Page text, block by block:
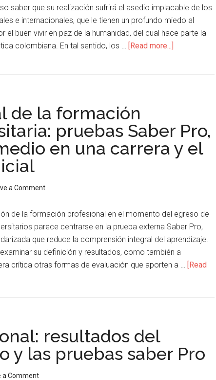
saber que su realización sufrirá el asedio implacable de los
e internacionales, que le tienen un profundo miedo al
el buen vivir en paz de la humanidad, del cual hace parte la
colombiana. En tal sentido, los … [Read more...]
de la formación
pruebas Saber Pro,
en una carrera y el
a Comment
de la formación profesional en el momento del egreso de
parece centrarse en la prueba externa Saber Pro,
que reduce la comprensión integral del aprendizaje.
su definición y resultados, como también a
crítica otras formas de evaluación que aporten a … [Read
resultados del
y las pruebas saber Pro
a Comment